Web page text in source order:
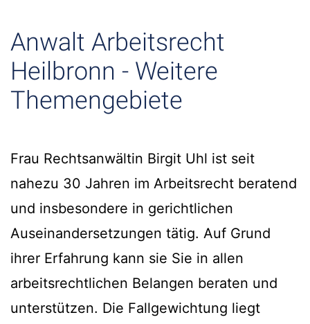
Anwalt Arbeitsrecht
Heilbronn - Weitere
Themengebiete
Frau Rechtsanwältin Birgit Uhl ist seit
nahezu 30 Jahren im Arbeitsrecht beratend
und insbesondere in gerichtlichen
Auseinandersetzungen tätig. Auf Grund
ihrer Erfahrung kann sie Sie in allen
arbeitsrechtlichen Belangen beraten und
unterstützen. Die Fallgewichtung liegt